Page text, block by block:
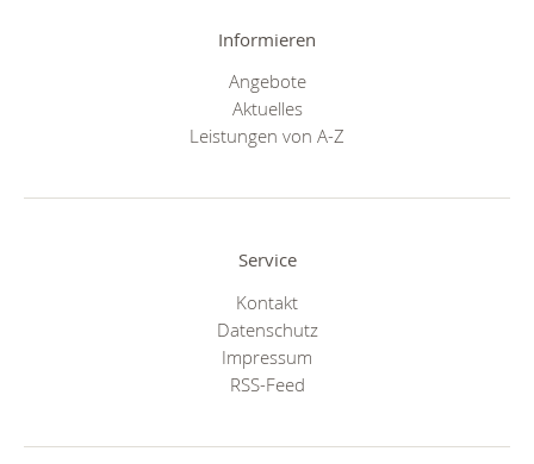
Informieren
Angebote
Aktuelles
Leistungen von A-Z
Service
Kontakt
Datenschutz
Impressum
RSS-Feed